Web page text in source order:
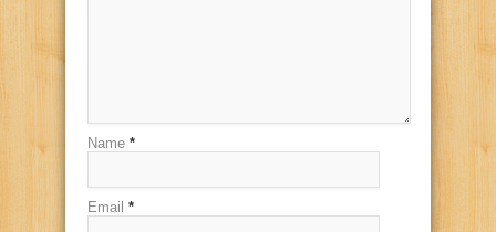
Name *
Email *